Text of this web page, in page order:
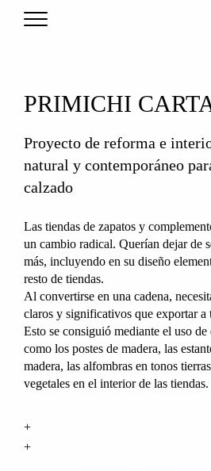
PRIMICHI
Proyecto de reforma e
natural y contemporáneo
calzado
Las tiendas de zapatos y
un cambio radical. Querían dejar de
más, incluyendo en su diseño
resto de tiendas.
Al convertirse en una cadena,
claros y significativos que exportar a
Esto se consiguió mediante el uso de
como los postes de madera, las
madera, las alfombras en tonos
vegetales en el interior de las tiendas.